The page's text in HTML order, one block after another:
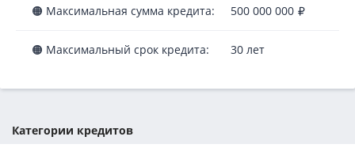
🟠 Максимальная сумма кредита: 500 000 000
🟠 Максимальный срок кредита: 30 лет
Категории кредитов